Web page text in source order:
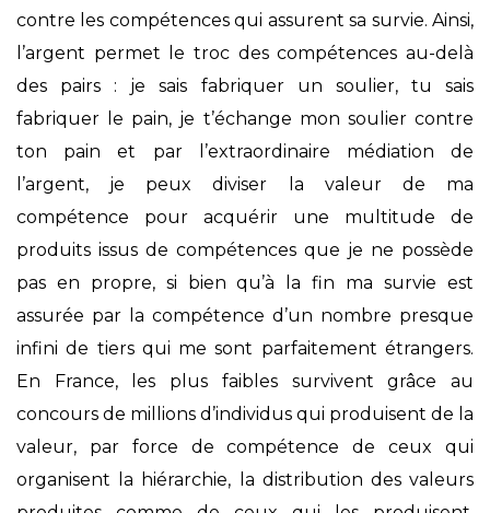
contre les compétences qui assurent sa survie. Ainsi,
l’argent permet le troc des compétences au-delà
des pairs : je sais fabriquer un soulier, tu sais
fabriquer le pain, je t’échange mon soulier contre
ton pain et par l’extraordinaire médiation de
l’argent, je peux diviser la valeur de ma
compétence pour acquérir une multitude de
produits issus de compétences que je ne possède
pas en propre, si bien qu’à la fin ma survie est
assurée par la compétence d’un nombre presque
infini de tiers qui me sont parfaitement étrangers.
En France, les plus faibles survivent grâce au
concours de millions d’individus qui produisent de la
valeur, par force de compétence de ceux qui
organisent la hiérarchie, la distribution des valeurs